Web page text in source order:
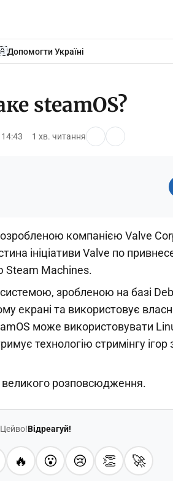
Допомогти Україні
steamOS?
1 хв. читання
компанією Valve
ініціативи Valve по
Steam Machines.
зробленою на базі
екрані та використовує
може використовувати
технологію стримінгу ігор
великого розповсюдження.
Цейво!Відреагуй!
🔥 😮 😢 👏 🚀